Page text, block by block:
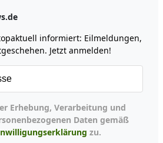
informiert: Eilmeldungen,
Jetzt anmelden!
Daten gemäß
zu.